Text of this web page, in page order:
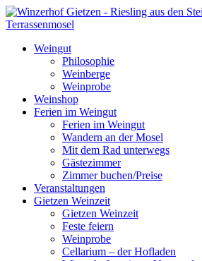
Weingut
Philosophie
Weinberge
Weinprobe
Weinshop
Ferien im Weingut
Ferien im Weingut
Wandern an der Mosel
Mit dem Rad unterwegs
Gästezimmer
Zimmer buchen/Preise
Veranstaltungen
Gietzen Weinzeit
Gietzen Weinzeit
Feste feiern
Weinprobe
Cellarium – der Hofladen